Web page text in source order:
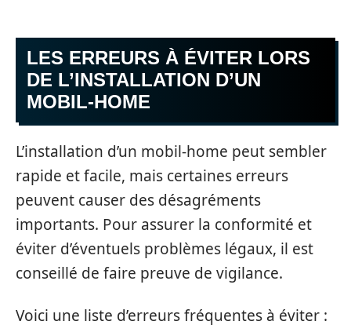
LES ERREURS À ÉVITER LORS
DE L’INSTALLATION D’UN
MOBIL-HOME
L’installation d’un mobil-home peut sembler
rapide et facile, mais certaines erreurs
peuvent causer des désagréments
importants. Pour assurer la conformité et
éviter d’éventuels problèmes légaux, il est
conseillé de faire preuve de vigilance.
Voici une liste d’erreurs fréquentes à éviter :